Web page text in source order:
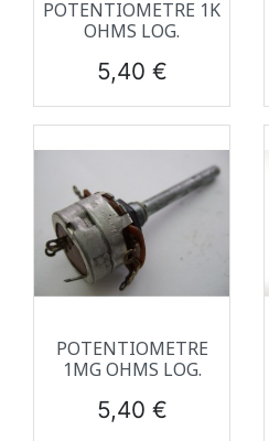
POTENTIOMETRE 1K
OHMS LOG.
Prix
5,40 €
POTENTIOMETRE
1MG OHMS LOG.
Prix
5,40 €